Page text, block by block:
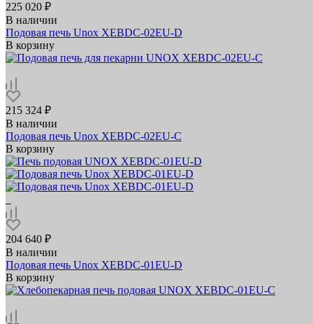
225 020 ₽
В наличии
Подовая печь Unox XEBDC-02EU-D
В корзину
215 324 ₽
В наличии
Подовая печь Unox XEBDC-02EU-C
В корзину
204 640 ₽
В наличии
Подовая печь Unox XEBDC-01EU-D
В корзину